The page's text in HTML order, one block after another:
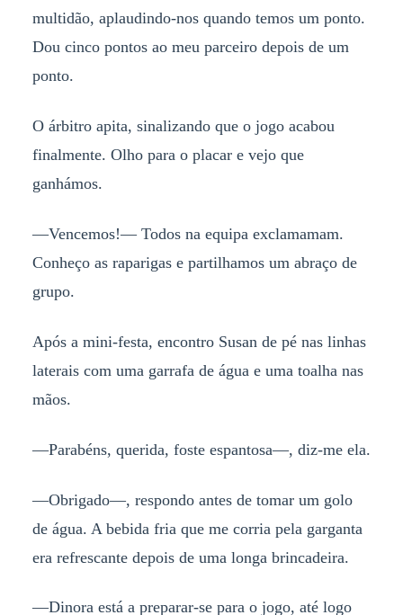
multidão, aplaudindo-nos quando temos um ponto.
Dou cinco pontos ao meu parceiro depois de um
ponto.
O árbitro apita, sinalizando que o jogo acabou
finalmente. Olho para o placar e vejo que
ganhámos.
—Vencemos!— Todos na equipa exclamamam.
Conheço as raparigas e partilhamos um abraço de
grupo.
Após a mini-festa, encontro Susan de pé nas linhas
laterais com uma garrafa de água e uma toalha nas
mãos.
—Parabéns, querida, foste espantosa—, diz-me ela.
—Obrigado—, respondo antes de tomar um golo
de água. A bebida fria que me corria pela garganta
era refrescante depois de uma longa brincadeira.
—Dinora está a preparar-se para o jogo, até logo